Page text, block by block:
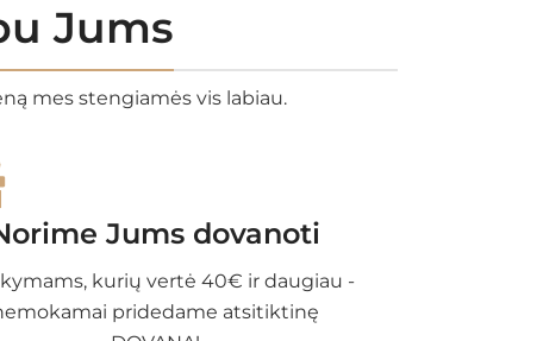
Jums
mes stengiamės vis labiau.
Jums dovanoti
kurių vertė 40€ ir daugiau -
pridedame atsitiktinę